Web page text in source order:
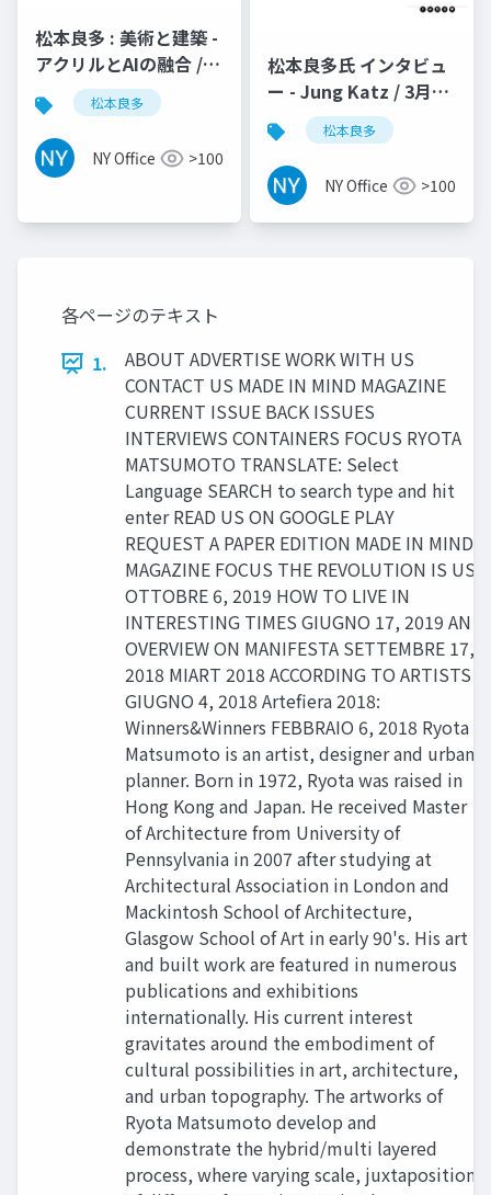
松本良多 : 美術と建築 -
アクリルとAIの融合 /
Durtti 2017
松本良多
NY Office >100
松本良多氏 インタビュ
ー - Jung Katz / 3月
2016
松本良多
NY Office >100
各ページのテキスト
1.
ABOUT ADVERTISE WORK WITH US
CONTACT US MADE IN MIND MAGAZINE
CURRENT ISSUE BACK ISSUES
INTERVIEWS CONTAINERS FOCUS RYOTA
MATSUMOTO TRANSLATE: Select
Language SEARCH to search type and hit
enter READ US ON GOOGLE PLAY
REQUEST A PAPER EDITION MADE IN MIND
MAGAZINE FOCUS THE REVOLUTION IS US
OTTOBRE 6, 2019 HOW TO LIVE IN
INTERESTING TIMES GIUGNO 17, 2019 AN
OVERVIEW ON MANIFESTA SETTEMBRE 17,
2018 MIART 2018 ACCORDING TO ARTISTS
GIUGNO 4, 2018 Artefiera 2018:
Winners&Winners FEBBRAIO 6, 2018 Ryota
Matsumoto is an artist, designer and urban
planner. Born in 1972, Ryota was raised in
Hong Kong and Japan. He received Master
of Architecture from University of
Pennsylvania in 2007 after studying at
Architectural Association in London and
Mackintosh School of Architecture,
Glasgow School of Art in early 90's. His art
and built work are featured in numerous
publications and exhibitions
internationally. His current interest
gravitates around the embodiment of
cultural possibilities in art, architecture,
and urban topography. The artworks of
Ryota Matsumoto develop and
demonstrate the hybrid/multi layered
process, where varying scale, juxtaposition